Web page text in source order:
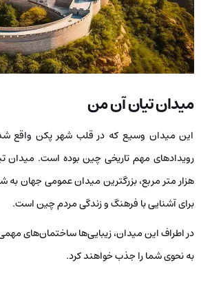
میدان تیان آن من
این میدان وسیع که در قلب شهر پکن واقع
هزار متر مربع، بزرگترین میدان عمومی جهان به
برای آشنایی با فرهنگ و زندگی مردم چین است.
در اطراف این میدان، زیبایی‌ها ساختمان‌های
به نحوی شما را جذب خواهند کرد.